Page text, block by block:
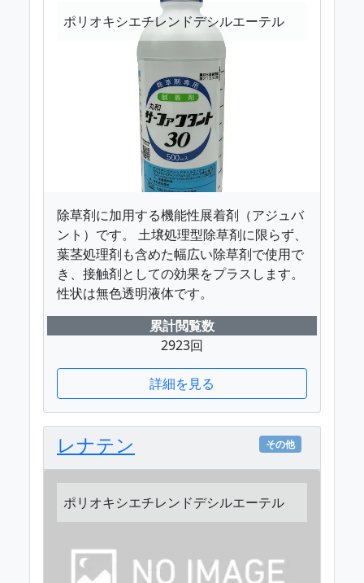
ポリオキシエチレンドデシルエーテル
除草剤に加用する機能性展着剤（アジュバ
ント）です。 土壌処理型除草剤に限らず、
葉茎処理剤も含めた幅広い除草剤で使用で
き、接触剤としての効果をプラスします。
性状は無色透明液体です。
累計閲覧数
2923回
詳細を見る
レナテン その他
ポリオキシエチレンドデシルエーテル